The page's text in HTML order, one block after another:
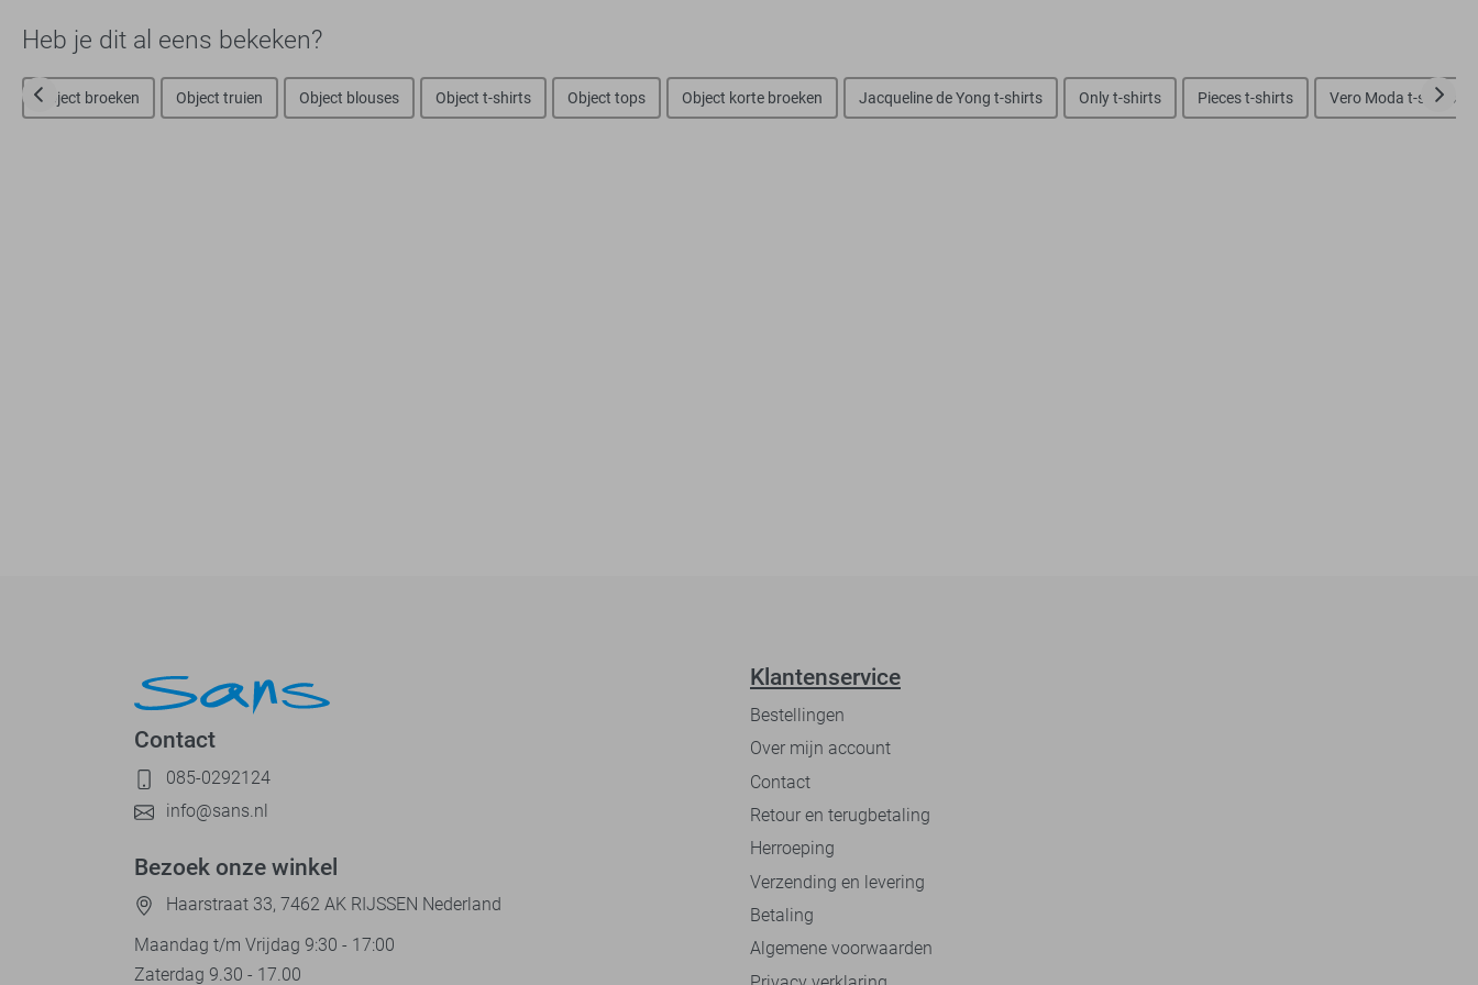
Heb je dit al eens bekeken?
Object broeken Object truien Object blouses Object t-shirts Object tops Object korte broeken Jacqueline de Yong t-shirts Only t-shirts Pieces t-shirts Vero Moda t-shirts
Contact
085-0292124
info@sans.nl
Bezoek onze winkel
Haarstraat 33, 7462 AK RIJSSEN Nederland
Maandag t/m Vrijdag 9:30 - 17:00
Zaterdag 9.30 - 17.00
Klantenservice
Bestellingen
Over mijn account
Contact
Retour en terugbetaling
Herroeping
Verzending en levering
Betaling
Algemene voorwaarden